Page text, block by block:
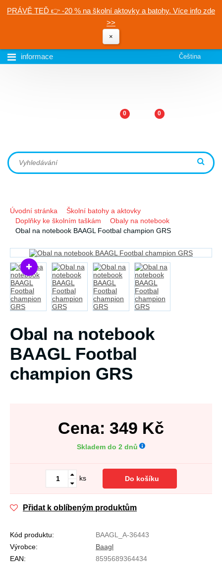
PRÁVĚ TEĎ 👉 -20 % na školní aktovky a batohy. Více info zde
>>
×
informace Čeština
0 0
Úvodní stránka
Školní batohy a aktovky
Doplňky ke školním taškám
Obaly na notebook
Obal na notebook BAAGL Footbal champion GRS
Obal na notebook
BAAGL Footbal
champion GRS
Cena: 349 Kč
Skladem do 2 dnů
ks Do košíku
Přidat k oblíbeným produktům
Kód produktu:
BAAGL_A-36443
Výrobce:
Baagl
EAN:
8595689364434